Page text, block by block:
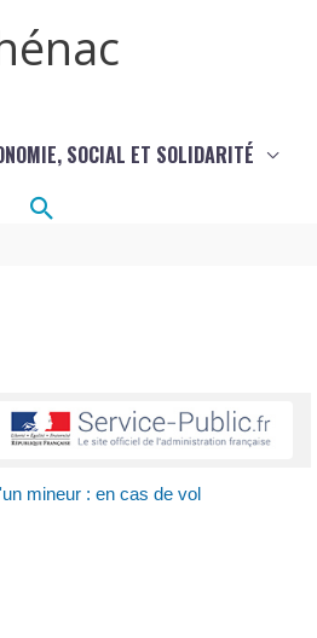
SOCIAL ET SOLIDARITÉ
Rechercher
mineur : en cas de vol